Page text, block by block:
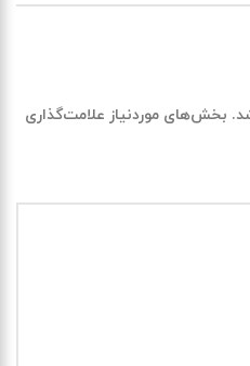
بخش‌های موردنیاز علامت‌گذاری